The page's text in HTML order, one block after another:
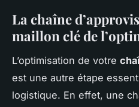
La chaîne
maillon clé de
L’optimisation de votre
est une autre étape
logistique. En effet, une